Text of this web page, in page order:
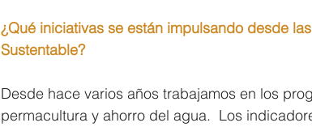
¿Qué iniciativas se están impulsando desde
Sustentable?
Desde hace varios años trabajamos en los
permacultura y ahorro del agua.  Los